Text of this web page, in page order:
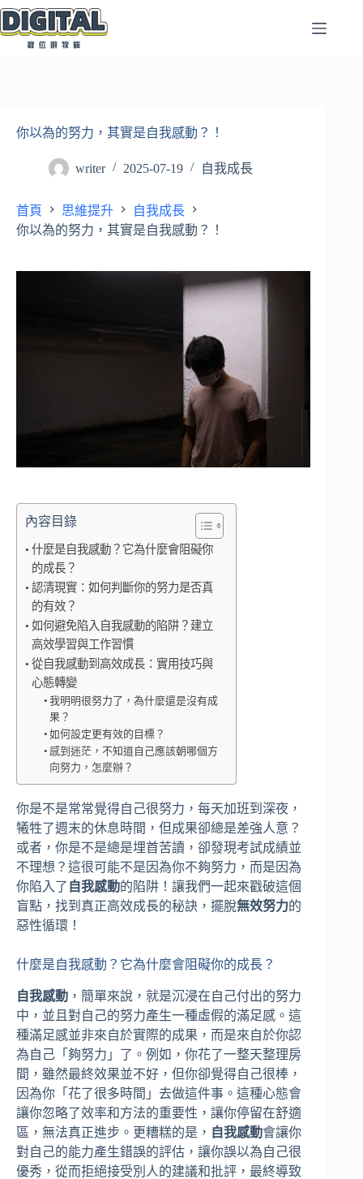
跳
至
你以為的努力，其實是自我感動？！
writer 2025-07-19 自我成長
首頁 思維提升
自我成長
你以為的努力，其實是自我感動？！
內容目錄
什麼是自我感動？它為什麼會阻礙你
的成長？
認清現實：如何判斷你的努力是否真
的有效？
如何避免陷入自我感動的陷阱？建立
高效學習與工作習慣
從自我感動到高效成長：實用技巧與
心態轉變
我明明很努力了，為什麼還是沒有成
果？
如何設定更有效的目標？
感到迷茫，不知道自己應該朝哪個方
向努力，怎麼辦？
你是不是常常覺得自己很努力，每天加班到深夜，
犧牲了週末的休息時間，但成果卻總是差強人意？
或者，你是不是總是埋首苦讀，卻發現考試成績並
不理想？這很可能不是因為你不夠努力，而是因為
你陷入了 自我感動的陷阱！讓我們一起來戳破這個
盲點，找到真正高效成長的秘訣，擺脫無效努力的
惡性循環！
什麼是自我感動？它為什麼會阻礙你的成長？
自我感動 ，簡單來說，就是沉浸在自己付出的努力
中，並且對自己的努力產生一種虛假的滿足感。這
種滿足感並非來自於實際的成果，而是來自於你認
為自己「夠努力」了。例如，你花了一整天整理房
間，雖然最終效果並不好，但你卻覺得自己很棒，
因為你「花了很多時間」去做這件事。這種心態會
讓你忽略了效率和方法的重要性，讓你停留在舒適
區，無法真正進步。更糟糕的是， 自我感動會讓你
對自己的能力產生錯誤的評估，讓你誤以為自己很
優秀，從而拒絕接受別人的建議和批評，最終導致